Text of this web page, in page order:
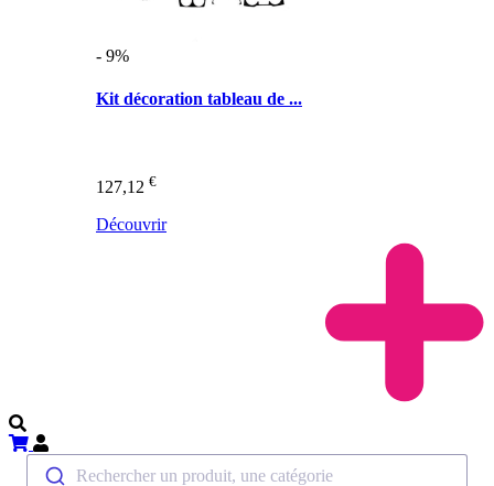
- 9%
Kit décoration tableau de ...
127,12 €
Découvrir
Rechercher un produit, une catégorie